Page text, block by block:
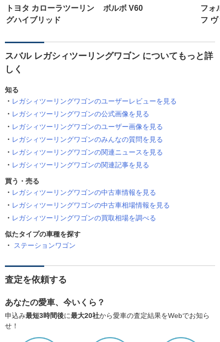
トヨタ カローラツーリン
グハイブリッド
ボルボ V60
フォ
フ
スバル レガシィツーリングワゴン についてもっと詳
しく
知る
レガシィツーリングワゴンのユーザーレビューを見る
レガシィツーリングワゴンの公式画像を見る
レガシィツーリングワゴンのユーザー画像を見る
レガシィツーリングワゴンのみんなの質問を見る
レガシィツーリングワゴンの関連ニュースを見る
レガシィツーリングワゴンの関連記事を見る
買う・売る
レガシィツーリングワゴンの中古車情報を見る
レガシィツーリングワゴンの中古車相場情報を見る
レガシィツーリングワゴンの買取相場を調べる
似たタイプの車種を探す
ステーションワゴン
査定を依頼する
あなたの愛車、今いくら？
申込み最短3時間後に最大20社から愛車の査定結果をWebでお知ら
せ！